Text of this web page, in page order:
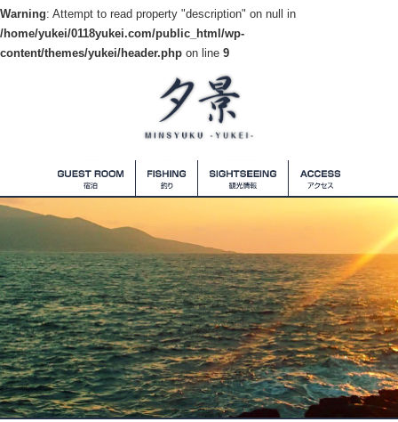
Warning: Attempt to read property "description" on null in
/home/yukei/0118yukei.com/public_html/wp-
content/themes/yukei/header.php on line 9